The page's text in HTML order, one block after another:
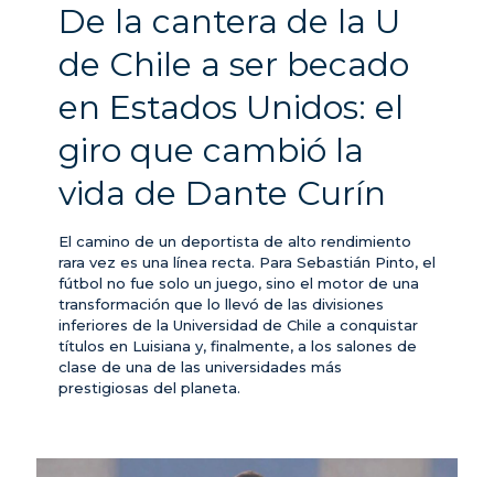
De la cantera de la U
de Chile a ser becado
en Estados Unidos: el
giro que cambió la
vida de Dante Curín
El camino de un deportista de alto rendimiento
rara vez es una línea recta. Para Sebastián Pinto, el
fútbol no fue solo un juego, sino el motor de una
transformación que lo llevó de las divisiones
inferiores de la Universidad de Chile a conquistar
títulos en Luisiana y, finalmente, a los salones de
clase de una de las universidades más
prestigiosas del planeta.